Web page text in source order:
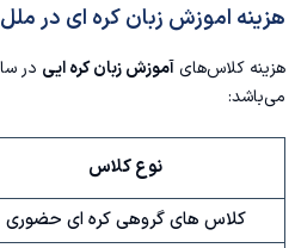
هزینه اموزش زبان کره ای در ملل
هزینه کلاس‌هایآموزش زبان کره ایی
می‌باشد:
نوع کلاس
کلاس های گروهی کره ای حضوری